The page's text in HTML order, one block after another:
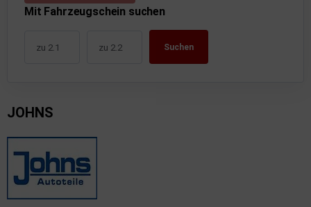
Mit Fahrzeugschein suchen
Suchen
JOHNS
Dämpfung
Lüftung
Kommunikationssysteme